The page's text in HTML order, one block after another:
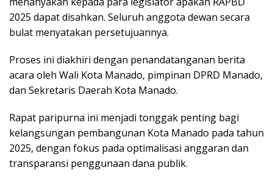
2025 dapat disahkan. Seluruh anggota dewan secara
bulat menyatakan persetujuannya.
Proses ini diakhiri dengan penandatanganan berita
acara oleh Wali Kota Manado, pimpinan DPRD Manado,
dan Sekretaris Daerah Kota Manado.
Rapat paripurna ini menjadi tonggak penting bagi
kelangsungan pembangunan Kota Manado pada tahun
2025, dengan fokus pada optimalisasi anggaran dan
transparansi penggunaan dana publik.